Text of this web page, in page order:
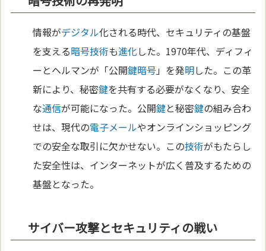
情報がデジタル化される時代、セキュリティの基盤
を支える暗号技術も進化した。1970年代、ディフィ
ーとヘルマンが「公開鍵暗号」を発明した。この革
新により、秘密鍵を共有する必要がなくなり、安全
な通信が可能になった。公開鍵と秘密鍵の組み合わ
せは、現代の電子メールやオンラインショッピング
での安全な取引に欠かせない。この技術がもたらし
た安全性は、インターネットが広く普及するための
基盤となった。
サイバー攻撃とセキュリティの戦い